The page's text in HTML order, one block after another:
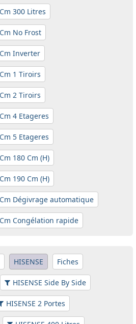
300 Litres
No Frost
Inverter
1 Tiroirs
2 Tiroirs
4 Etageres
5 Etageres
180 Cm (H)
190 Cm (H)
Dégivrage automatique
Congélation rapide
HISENSE Fiches
HISENSE Side By Side
HISENSE 2 Portes